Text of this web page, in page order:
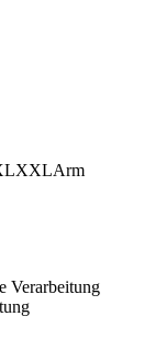
Verarbeitung